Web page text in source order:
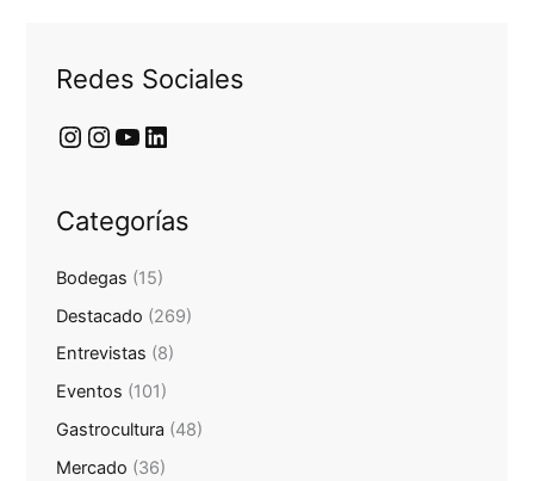
Redes Sociales
Categorías
Bodegas (15)
Destacado (269)
Entrevistas (8)
Eventos (101)
Gastrocultura (48)
Mercado (36)